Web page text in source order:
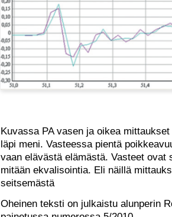
Kuvassa PA vasen ja oikea
läpi meni. Vasteessa pientä
vaan elävästä elämästä. Vasteet
mitään ekvalisointia. Eli näillä
seitsemästä
Oheinen teksti on julkaistu alunperin